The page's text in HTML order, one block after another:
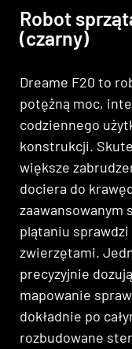
Robot
(czarny)
Dreame F20 to
potężną moc,
codziennego
konstrukcji.
większe
dociera do
zaawansowanym
plątaniu
zwierzętami.
precyzyjnie
mapowanie
dokładnie po
rozbudowane